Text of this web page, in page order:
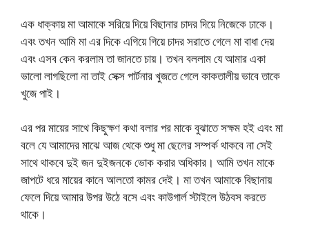
এক ধাক্কায় মা আমাকে সরিয়ে দিয়ে বিছানার চাদর দিয়ে নিজেকে ঢাকে।
এবং তখন আমি মা এর দিকে এগিয়ে গিয়ে চাদর সরাতে গেলে মা বাধা দেয়
এবং এসব কেন করলাম তা জানতে চায়। তখন বললাম যে আমার একা
ভালো লাগছিলো না তাই সেক্স পার্টনার খুজতে গেলে কাকতালীয় ভাবে তাকে
খুজে পাই।
এর পর মায়ের সাথে কিছুক্ষণ কথা বলার পর মাকে বুঝাতে সক্ষম হই এবং মা
বলে যে আমাদের মাঝে আজ থেকে শুধু মা ছেলের সম্পর্ক থাকবে না সেই
সাথে থাকবে দুই জন দুইজনকে ভোক করার অধিকার। আমি তখন মাকে
জাপটে ধরে মায়ের কানে আলতো কামর দেই। মা তখন আমাকে বিছানায়
ফেলে দিয়ে আমার উপর উঠে বসে এবং কাউগার্ল স্টাইলে উঠবস করতে
থাকে।